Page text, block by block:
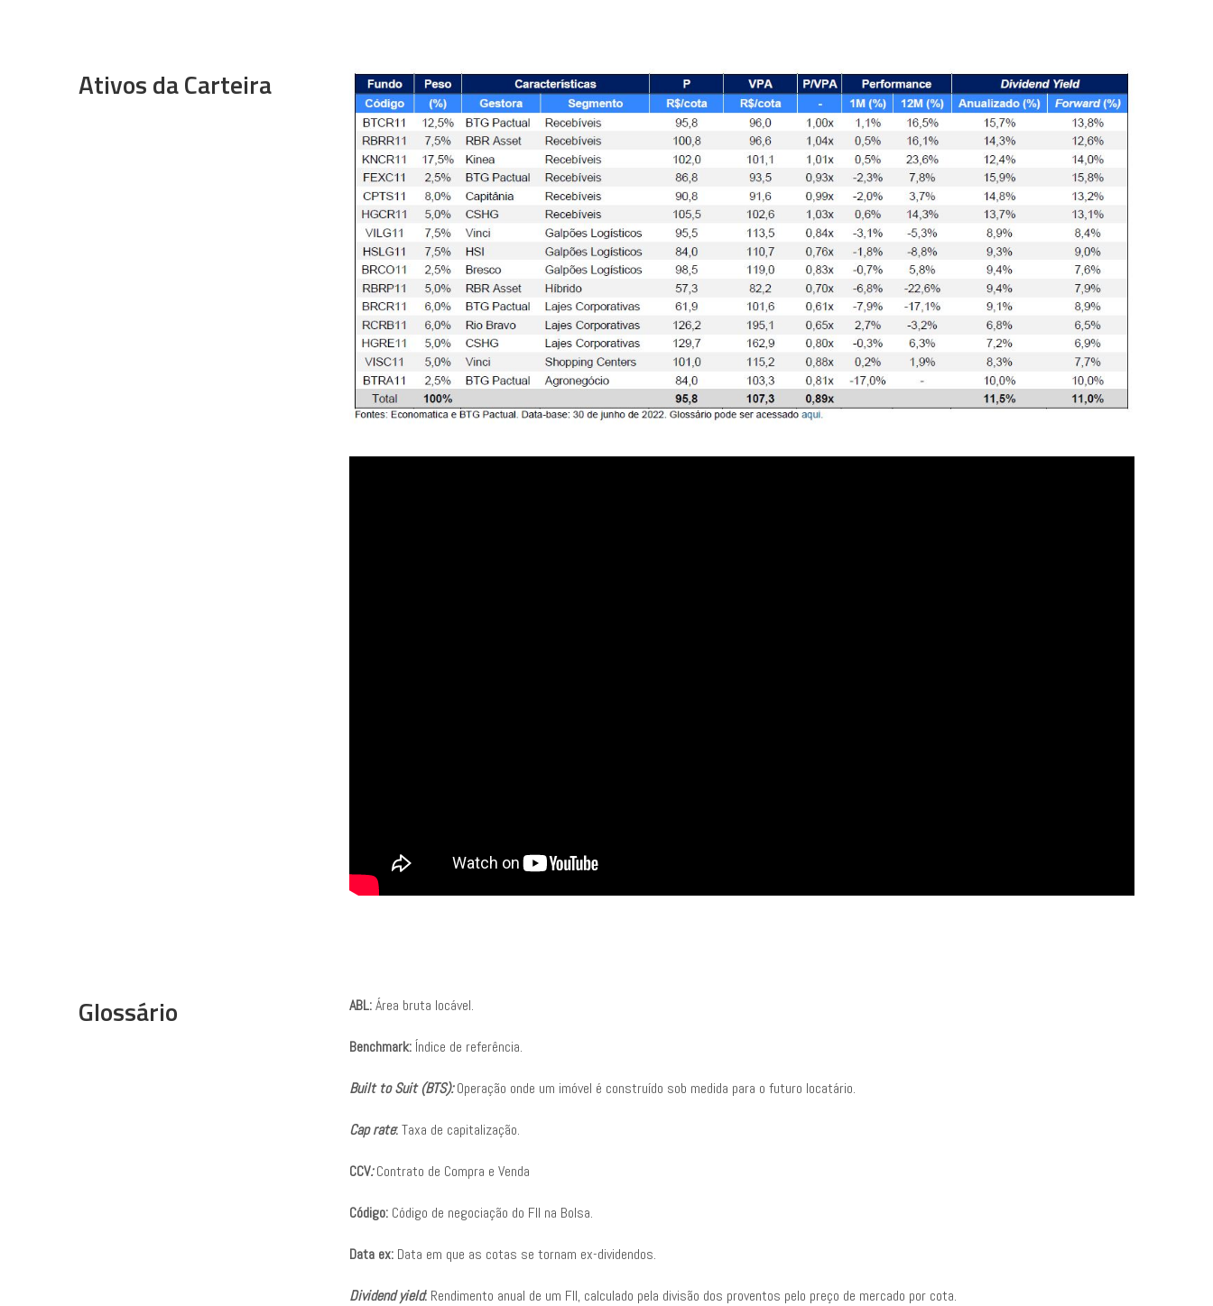
Ativos da Carteira
Glossário ABL:Área bruta locável.
Benchmark:Índice de referência.
Built to Suit (BTS):Operação onde um imóvel é construído sob medida para o futuro locatário.
Cap rate:Taxa de capitalização.
CCV:Contrato de Compra e Venda
Código:Código de negociação do FII na Bolsa.
Data ex:Data em que as cotas se tornam ex-dividendos.
Dividend yield:Rendimento anual de um FII, calculado pela divisão dos proventos pelo preço de mercado por cota.